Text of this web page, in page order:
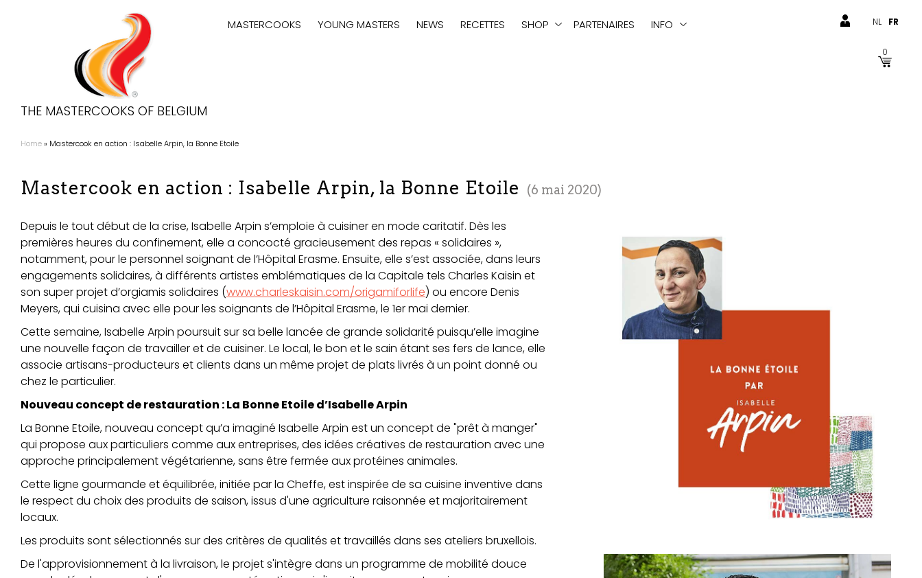
THE MASTERCOOKS OF BELGIUM
MASTERCOOKS YOUNG MASTERS NEWS RECETTES SHOP PARTENAIRES INFO NL FR
0
Fil
Home Mastercook en action : Isabelle Arpin, la Bonne Etoile
Mastercook en action : Isabelle Arpin, la Bonne Etoile 6 mai 2020
Depuis le tout début de la crise, Isabelle Arpin s’emploie à cuisiner en mode caritatif. Dès les
premières heures du confinement, elle a concocté gracieusement des repas « solidaires »,
notamment, pour le personnel soignant de l’Hôpital Erasme. Ensuite, elle s’est associée, dans leurs
engagements solidaires, à différents artistes emblématiques de la Capitale tels Charles Kaisin et
son super projet d’orgiamis solidaires (www.charleskaisin.com/origamiforlife) ou encore Denis
Meyers, qui cuisina avec elle pour les soignants de l’Hôpital Erasme, le 1er mai dernier.
Cette semaine, Isabelle Arpin poursuit sur sa belle lancée de grande solidarité puisqu’elle imagine
une nouvelle façon de travailler et de cuisiner. Le local, le bon et le sain étant ses fers de lance, elle
associe artisans-producteurs et clients dans un même projet de plats livrés à un point donné ou
chez le particulier.
Nouveau concept de restauration : La Bonne Etoile d’Isabelle Arpin
La Bonne Etoile, nouveau concept qu’a imaginé Isabelle Arpin est un concept de "prêt à manger"
qui propose aux particuliers comme aux entreprises, des idées créatives de restauration avec une
approche principalement végétarienne, sans être fermée aux protéines animales.
Cette ligne gourmande et équilibrée, initiée par la Cheffe, est inspirée de sa cuisine inventive dans
le respect du choix des produits de saison, issus d'une agriculture raisonnée et majoritairement
locaux.
Les produits sont sélectionnés sur des critères de qualités et travaillés dans ses ateliers bruxellois.
De l'approvisionnement à la livraison, le projet s'intègre dans un programme de mobilité douce